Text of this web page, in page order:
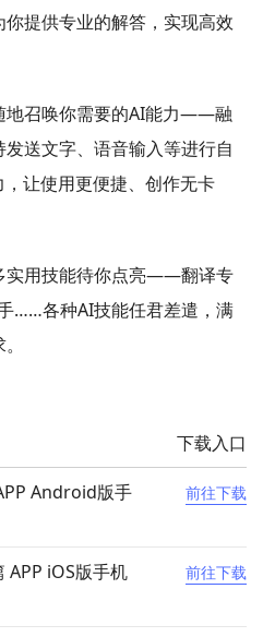
提供专业的解答，实现高效
地召唤你需要的AI能力——融
送文字、语音输入等进行自
让使用更便捷、创作无卡
实用技能待你点亮——翻译专
……各种AI技能任君差遣，满
下载入口
Android版手
前往下载
iOS版手机
前往下载